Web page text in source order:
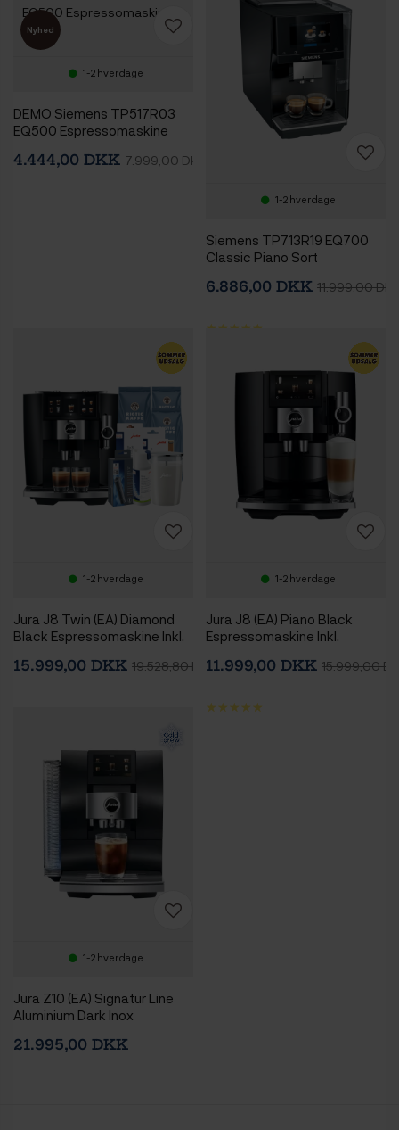
Nyhed
1-2 hverdage
DEMO Siemens TP517R03
EQ500 Espressomaskine
4.444,00 DKK 7.999,00 DKK
1-2 hverdage
Siemens TP713R19 EQ700
Classic Piano Sort
6.886,00 DKK 11.999,00
1-2 hverdage
Jura J8 Twin (EA) Diamond
Black Espressomaskine Inkl.
Rigtig Kaffe
15.999,00 DKK 19.528,80 DKK
1-2 hverdage
Jura J8 (EA) Piano Black
Espressomaskine Inkl.
11.999,00 DKK 15.999,00
1-2 hverdage
Jura Z10 (EA) Signatur Line
Aluminium Dark Inox
Startpakke DK sprog
21.995,00 DKK